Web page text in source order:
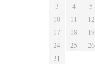
3
4 5
10
11 12
17
18 19
24
25 26
31